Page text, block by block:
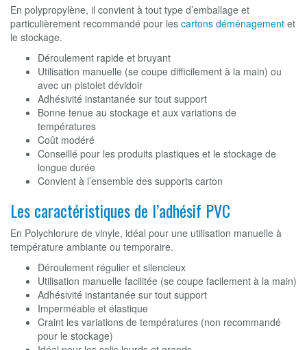
En polypropylène, il convient à tout type d’emballage et
particulièrement recommandé pour les cartons déménagement et
le stockage.
Déroulement rapide et bruyant
Utilisation manuelle (se coupe difficilement à la main) ou
avec un pistolet dévidoir
Adhésivité instantanée sur tout support
Bonne tenue au stockage et aux variations de
températures
Coût modéré
Conseillé pour les produits plastiques et le stockage de
longue durée
Convient à l’ensemble des supports carton
Les caractéristiques de l’adhésif PVC
En Polychlorure de vinyle, idéal pour une utilisation manuelle à
température ambiante ou temporaire.
Déroulement régulier et silencieux
Utilisation manuelle facilitée (se coupe facilement à la main)
Adhésivité instantanée sur tout support
Imperméable et élastique
Craint les variations de températures (non recommandé
pour le stockage)